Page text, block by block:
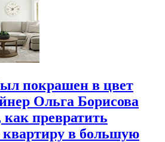
покрашен в цвет
Ольга Борисова
как превратить
в большую